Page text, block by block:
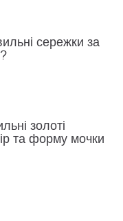
сережки за
золоті
та форму мочки